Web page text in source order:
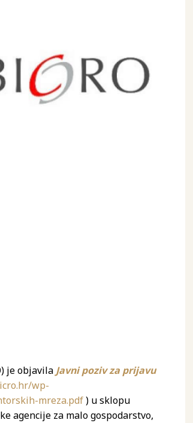
je objavila Javni poziv za prijavu
wp-
mreza.pdf) u sklopu
agencije za malo gospodarstvo,